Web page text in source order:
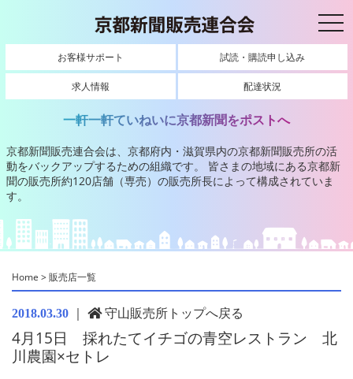
お客様サポート 試読・購読申し込み
求人情報 配達状況
一軒一軒ていねいに京都新聞をポストへ
京都新聞販売連合会は、京都府内・滋賀県内の京都新聞販売所の活
動をバックアップするための組織です。 皆さまの地域にある京都新
聞の販売所約120店舗（専売）の販売所長によって構成されていま
す。
Home >販売店一覧
2018.03.30 ｜ 守山販売所トップへ戻る
4月15日 採れたてイチゴの青空レストラン 北
川農園×セトレ